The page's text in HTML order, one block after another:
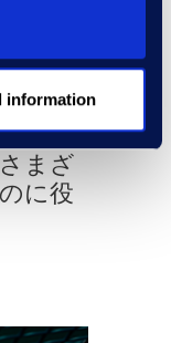
information
専門
クラ
フロ
テク
まざ
に役